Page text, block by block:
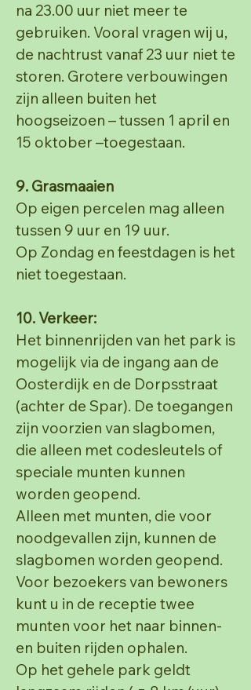
na 23.00 uur niet meer te
gebruiken. Vooral vragen wij u,
de nachtrust vanaf 23 uur niet te
storen. Grotere verbouwingen
zijn alleen buiten het
hoogseizoen – tussen 1 april en
15 oktober –toegestaan.
9. Grasmaaien
Op eigen percelen mag alleen
tussen 9 uur en 19 uur.
Op Zondag en feestdagen is het
niet toegestaan.
10. Verkeer:
Het binnenrijden van het park is
mogelijk via de ingang aan de
Oosterdijk en de Dorpsstraat
(achter de Spar). De toegangen
zijn voorzien van slagbomen,
die alleen met codesleutels of
speciale munten kunnen
worden geopend.
Alleen met munten, die voor
noodgevallen zijn, kunnen de
slagbomen worden geopend.
Voor bezoekers van bewoners
kunt u in de receptie twee
munten voor het naar binnen-
en buiten rijden ophalen.
Op het gehele park geldt